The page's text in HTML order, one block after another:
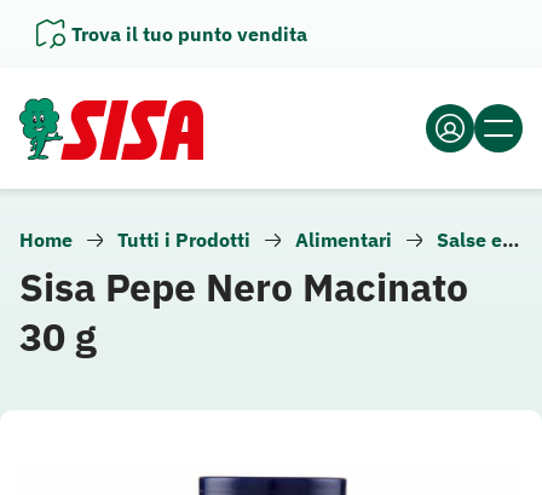
Trova il tuo punto vendita
Home Tutti i Prodotti Alimentari Salse e condimenti
Sisa Pepe Nero Macinato
30 g